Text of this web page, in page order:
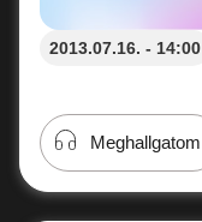
2013.07.16. - 14:00
Meghallgatom